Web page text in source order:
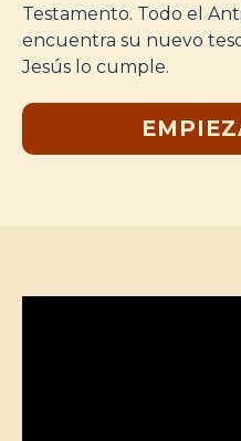
Testamento. Todo el
encuentra su nuevo
Jesús lo cumple.